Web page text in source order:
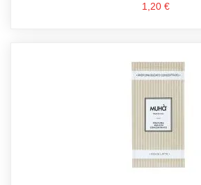
1,20 €